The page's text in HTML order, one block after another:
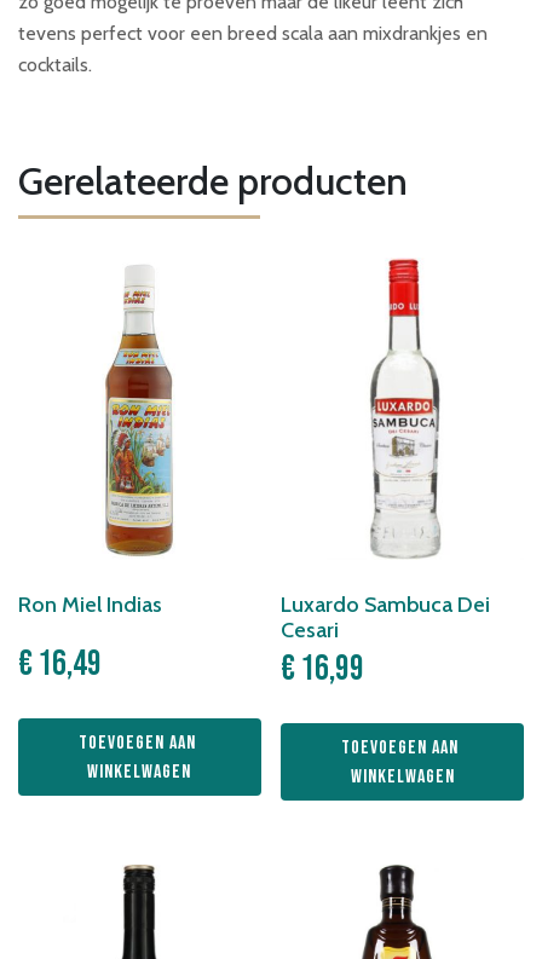
tevens perfect voor een breed scala aan mixdrankjes en
cocktails.
Gerelateerde producten
Ron Miel Indias
€16,49
Toevoegen aan
winkelwagen
Luxardo Sambuca Dei
Cesari
€16,99
Toevoegen aan
winkelwagen